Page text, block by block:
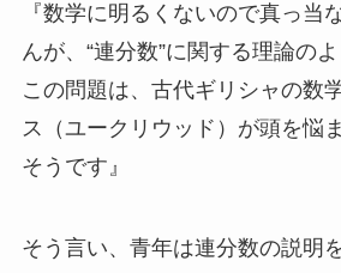
『数学に明るくないので真っ当
んが、“連分数”に関する理論の
この問題は、古代ギリシャの数
ス（ユークリウッド）が頭を悩
そうです』
そう言い、青年は連分数の説明